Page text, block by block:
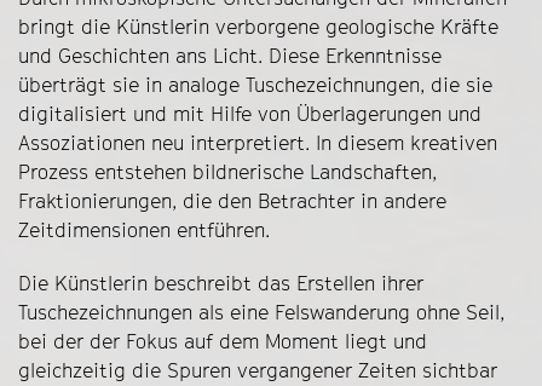
bringt die Künstlerin verborgene geologische Kräfte
und Geschichten ans Licht. Diese Erkenntnisse
überträgt sie in analoge Tuschezeichnungen, die sie
digitalisiert und mit Hilfe von Überlagerungen und
Assoziationen neu interpretiert. In diesem kreativen
Prozess entstehen bildnerische Landschaften,
Fraktionierungen, die den Betrachter in andere
Zeitdimensionen entführen.
Die Künstlerin beschreibt das Erstellen ihrer
Tuschezeichnungen als eine Felswanderung ohne Seil,
bei der der Fokus auf dem Moment liegt und
gleichzeitig die Spuren vergangener Zeiten sichtbar